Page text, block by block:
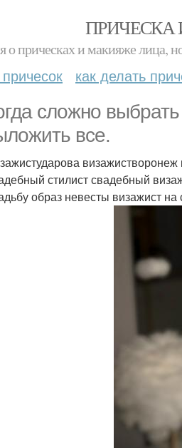
прическах и макияже лица,
как делать
сложно
все.
стилист свадебный
образ невесты визажист